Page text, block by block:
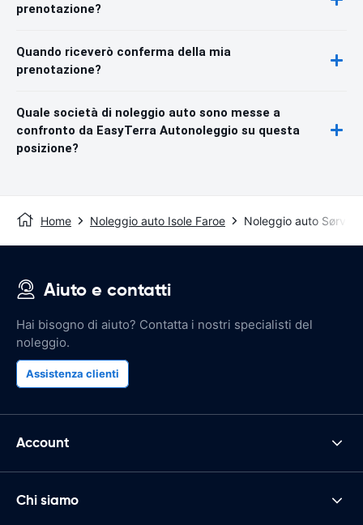
prenotazione?
Quando riceverò conferma della mia
prenotazione?
Quale società di noleggio auto sono messe a
confronto da EasyTerra Autonoleggio su questa
posizione?
Home Noleggio auto Isole Faroe Noleggio auto
Aiuto e contatti
Hai bisogno di aiuto? Contatta i nostri specialisti del
noleggio.
Assistenza clienti
Account
Chi siamo